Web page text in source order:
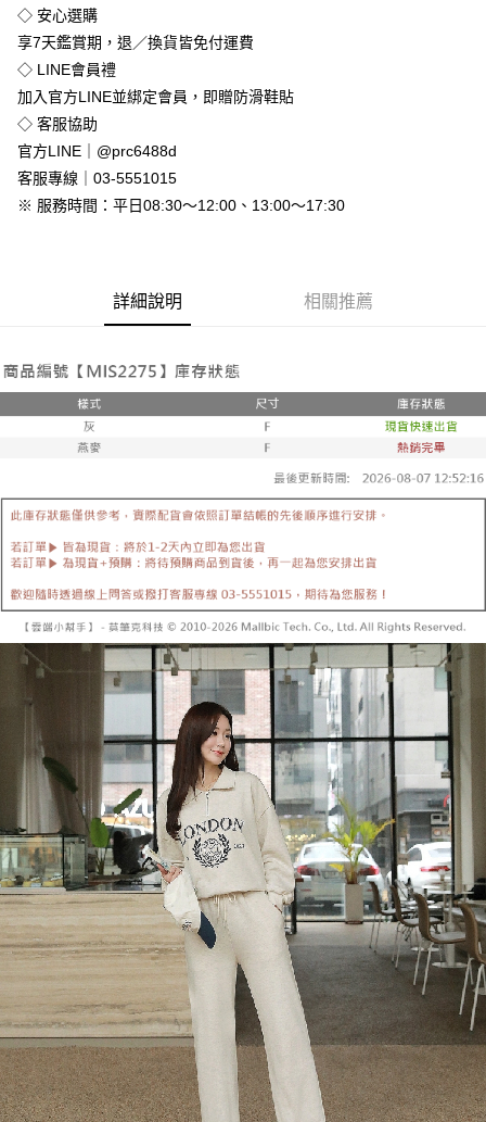
運送方式
全家付款取貨
免運費
付款後全家取貨
免運費
7-11付款取貨
離島郵局配送
每筆NT$90，滿NT$999(含以上)免運費
【宇迅國際】限一般住址，不支援智能櫃 查看運費
◇ 安心選購
享7天鑑賞期，退／換貨皆免付運費
◇ LINE會員禮
加入官方LINE並綁定會員，即贈防滑鞋貼
◇ 客服協助
官方LINE｜@prc6488d
客服專線｜03-5551015
※ 服務時間：平日08:30～12:00、13:00～17:30
詳細說明 相關推薦